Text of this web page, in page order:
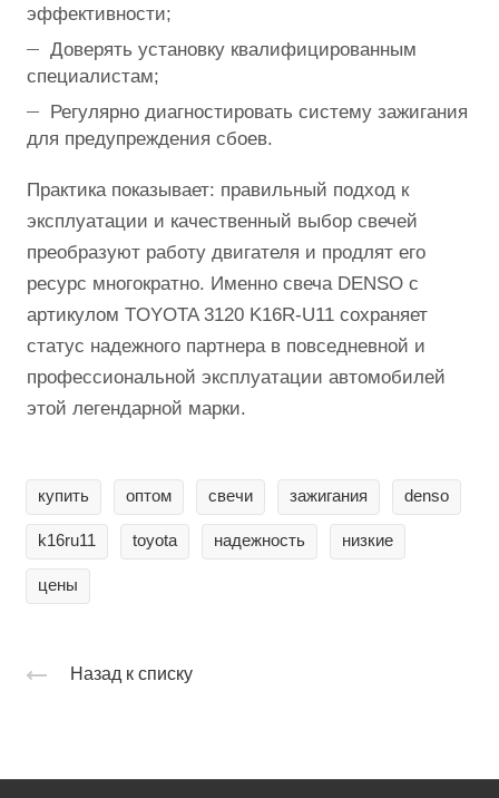
эффективности;
Доверять установку квалифицированным
специалистам;
Регулярно диагностировать систему зажигания
для предупреждения сбоев.
Практика показывает: правильный подход к
эксплуатации и качественный выбор свечей
преобразуют работу двигателя и продлят его
ресурс многократно. Именно свеча DENSO с
артикулом TOYOTA 3120 K16R-U11 сохраняет
статус надежного партнера в повседневной и
профессиональной эксплуатации автомобилей
этой легендарной марки.
купить оптом свечи зажигания denso
k16ru11 toyota надежность низкие
цены
Назад к списку